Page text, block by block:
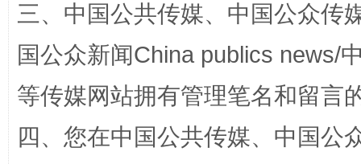
阿坝州三大球赛在茂县开幕 规模
三、中国公共传媒、中国公众传
国公众新闻China publics news/
等传媒网站拥有管理笔名和留言
四、您在中国公共传媒、中国公